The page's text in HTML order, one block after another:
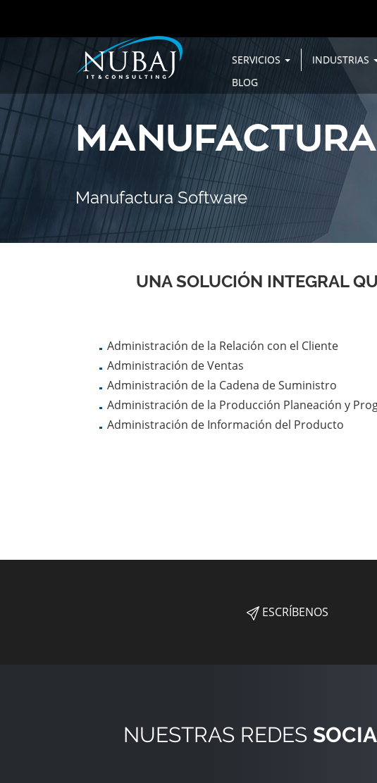
SERVICIOS INDUSTRIAS
BLOG
MANUFACTURA
Manufactura Software
UNA SOLUCIÓN INTEGRAL
Administración de la Relación con el Cliente
Administración de Ventas
Administración de la Cadena de Suministro
Administración de la Producción Planeación y
Administración de Información del Producto
ESCRÍBENOS
NUESTRAS REDES